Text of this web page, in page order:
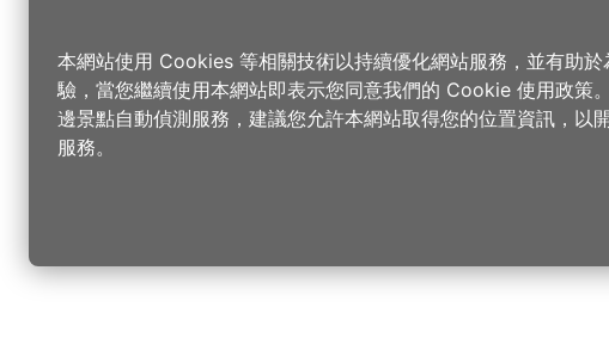
本網站使用 Cookies 等相關技術以持續優化網站服務，並有助於
驗，當您繼續使用本網站即表示您同意我們的 Cookie 使用政策
邊景點自動偵測服務，建議您允許本網站取得您的位置資訊，以
服務。